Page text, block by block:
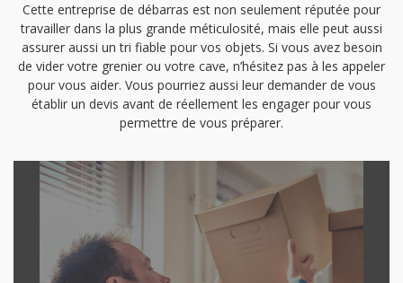
Cette entreprise de débarras est non seulement réputée pour
travailler dans la plus grande méticulosité, mais elle peut aussi
assurer aussi un tri fiable pour vos objets. Si vous avez besoin
de vider votre grenier ou votre cave, n’hésitez pas à les appeler
pour vous aider. Vous pourriez aussi leur demander de vous
établir un devis avant de réellement les engager pour vous
permettre de vous préparer.